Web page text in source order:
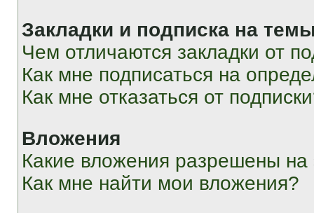
Закладки и подписка на
Чем отличаются закладки от
Как мне подписаться на
Как мне отказаться от
Вложения
Какие вложения разрешены
Как мне найти мои вложения?